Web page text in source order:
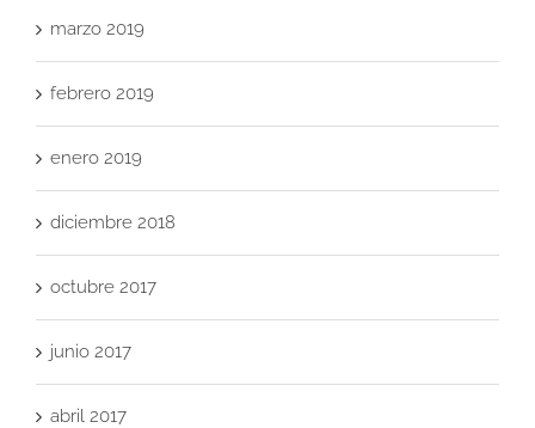
marzo 2019
febrero 2019
enero 2019
diciembre 2018
octubre 2017
junio 2017
abril 2017